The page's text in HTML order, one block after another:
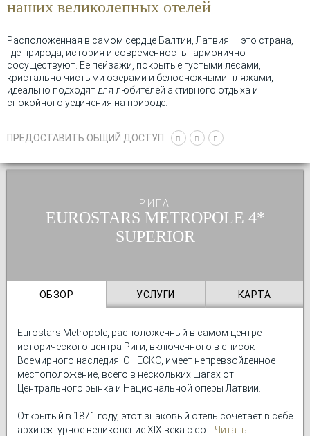
наших великолепных отелей
Расположенная в самом сердце Балтии, Латвия — это страна,
где природа, история и современность гармонично
сосуществуют. Ее пейзажи, покрытые густыми лесами,
кристально чистыми озерами и белоснежными пляжами,
идеально подходят для любителей активного отдыха и
спокойного уединения на природе.
Курземе Латвия поражает своим культурным богатством. В
посетить средневековые замки и полюбоваться
традициях, таких как празднование летнего солнцестояния,
подлинности и умиротворения.
ПРЕДОСТАВИТЬ ОБЩИЙ ДОСТУП
РИГА
EUROSTARS METROPOLE
ОБЗОР УСЛУГИ КАРТА
Eurostars Metropole, расположенный в самом центре
исторического центра Риги, включенного в список
Всемирного наследия ЮНЕСКО, имеет непревзойденное
местоположение, всего в нескольких шагах от
Центрального рынка и Национальной оперы Латвии.
Открытый в 1871 году, этот знаковый отель сочетает в себе
архитектурное великолепие XIX века с современными
Читать